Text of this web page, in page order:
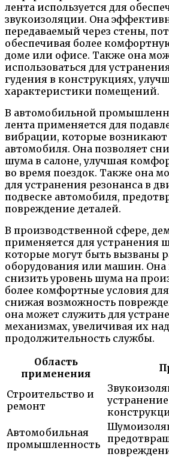
лента используется для
звукоизоляции. Она
передаваемый через стены,
обеспечивая более
доме или офисе. Также она
использоваться для
гудения в конструкциях,
характеристики помещений.
В автомобильной
лента применяется для
вибрации, которые
автомобиля. Она позволяет
шума в салоне, улучшая
во время поездок. Также она
для устранения резонанса в
подвеске автомобиля,
повреждение деталей.
В производственной сфере,
применяется для устранения
которые могут быть вызваны
оборудования или машин. Она
снизить уровень шума на
более комфортные условия
снижая возможность
она может служить для
механизмах, увеличивая их
продолжительность службы.
Область
применения
Строительство и
ремонт
Автомобильная
промышленность